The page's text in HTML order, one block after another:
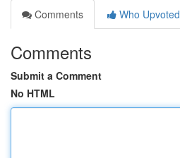
Comments
Who Upvoted
Comments
Submit a Comment
No HTML